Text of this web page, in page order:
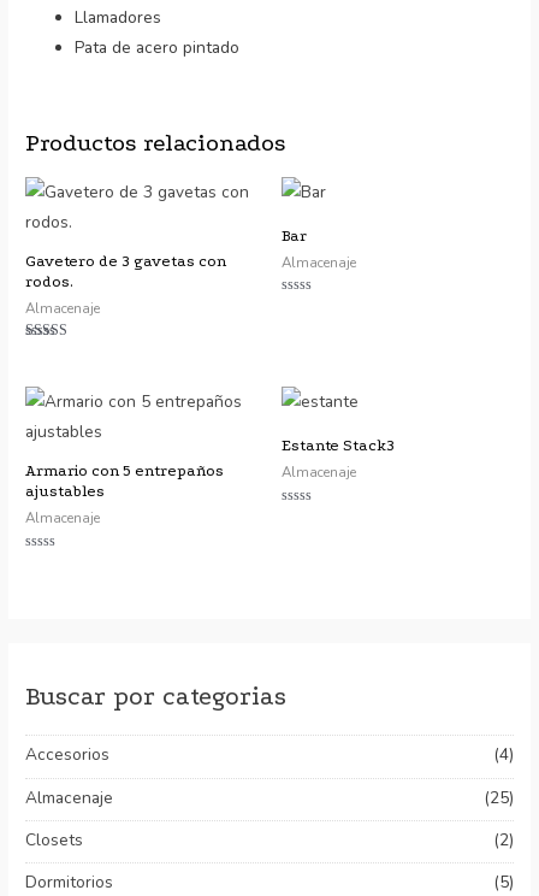
Buscar por categorias
Accesorios
(4)
Almacenaje
(25)
Closets
(2)
Dormitorios
(5)
Llamadores
Pata de acero pintado
Productos relacionados
Gavetero de 3 gavetas con
rodos.
Almacenaje
Bar
Almacenaje
Armario con 5 entrepaños
ajustables
Almacenaje
Estante Stack3
Almacenaje